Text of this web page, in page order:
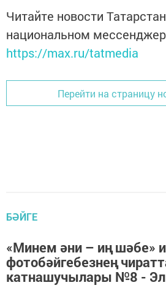
Читайте новости
национальном
https://max.ru/tatmedia
Перейти на страницу
БӘЙГЕ
«Минем әни – иң шәбе»
фотобәйгебезнең
катнашучылары №8 -